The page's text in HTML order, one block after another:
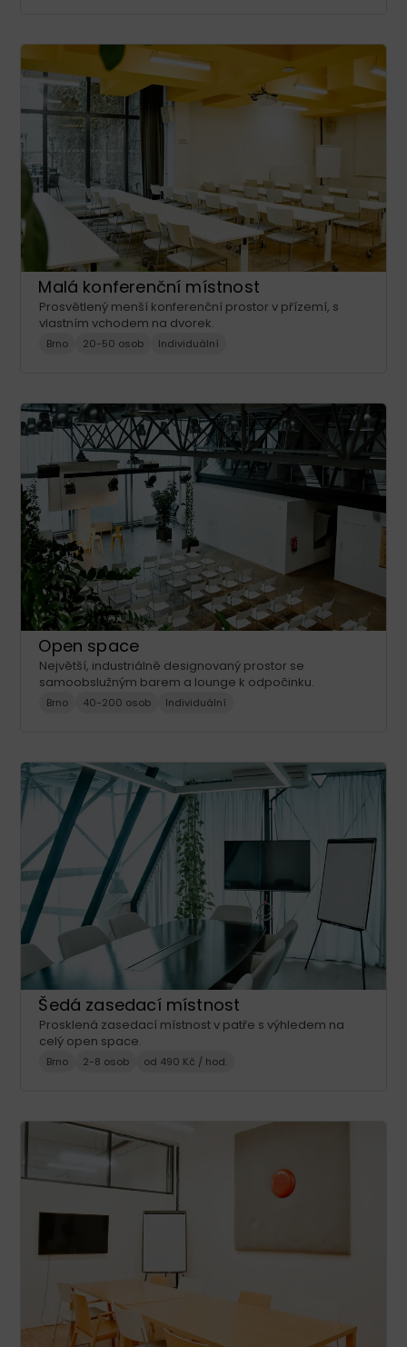
Malá konferenční místnost
Prosvětlený menší konferenční prostor v přízemí, s
vlastním vchodem na dvorek.
Brno 20-50 osob Individuální
Open space
Největší, industriálně designovaný prostor se
samoobslužným barem a lounge k odpočinku.
Brno 40-200 osob Individuální
Šedá zasedací místnost
Prosklená zasedací místnost v patře s výhledem na
celý open space.
Brno 2-8 osob od 490 Kč / hod.